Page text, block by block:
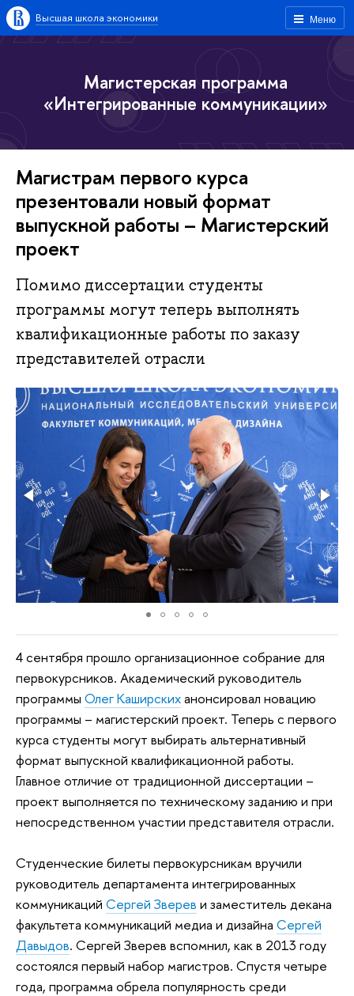
Меню
Высшая школа экономики
Магистерская программа
«Интегрированные коммуникации»
Магистрам первого курса
презентовали новый формат
выпускной работы – Магистерский
проект
Помимо диссертации студенты
программы могут теперь выполнять
квалификационные работы по заказу
представителей отрасли
4 сентября прошло организационное собрание для
первокурсников. Академический руководитель
программы Олег Каширскиханонсировал новацию
программы – магистерский проект. Теперь с первого
курса студенты могут выбирать альтернативный
формат выпускной квалификационной работы.
Главное отличие от традиционной диссертации –
проект выполняется по техническому заданию и при
непосредственном участии представителя отрасли.
Студенческие билеты первокурсникам вручили
руководитель департамента интегрированных
коммуникаций Сергей Зверев и заместитель декана
факультета коммуникаций медиа и дизайна Сергей
Давыдов. Сергей Зверев вспомнил, как в 2013 году
состоялся первый набор магистров. Спустя четыре
года, программа обрела популярность среди